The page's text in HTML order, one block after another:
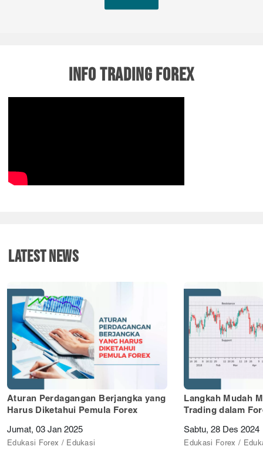
INFO TRADING FOREX
LATEST NEWS
Aturan Perdagangan Berjangka yang
Harus Diketahui Pemula Forex
Jumat, 03 Jan 2025
Edukasi Forex / Edukasi
Langkah Mudah
Trading dalam
Sabtu, 28 Des 2024
Edukasi Forex /